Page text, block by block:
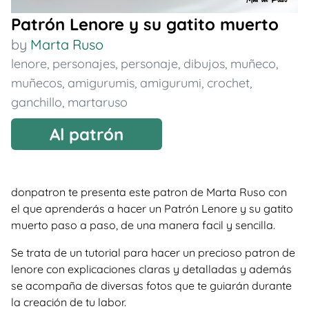
Patrón Lenore y su gatito muerto
by Marta Ruso
lenore, personajes, personaje, dibujos, muñeco,
muñecos, amigurumis, amigurumi, crochet,
ganchillo, martaruso
Al patrón
donpatron te presenta este patron de Marta Ruso con
el que aprenderás a hacer un Patrón Lenore y su gatito
muerto paso a paso, de una manera facil y sencilla.
Se trata de un tutorial para hacer un precioso patron de
lenore con explicaciones claras y detalladas y además
se acompaña de diversas fotos que te guiarán durante
la creación de tu labor.